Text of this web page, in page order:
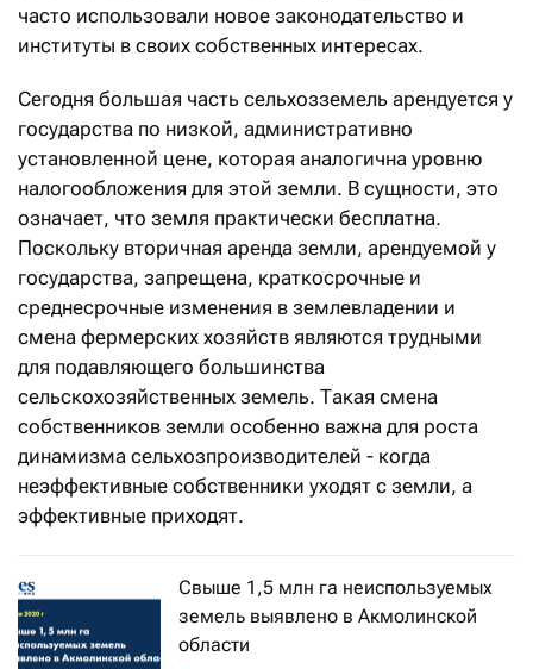
часто использовали новое законодательство и
институты в своих собственных интересах.
Сегодня большая часть сельхозземель арендуется у
государства по низкой, административно
установленной цене, которая аналогична уровню
налогообложения для этой земли. В сущности, это
означает, что земля практически бесплатна.
Поскольку вторичная аренда земли, арендуемой у
государства, запрещена, краткосрочные и
среднесрочные изменения в землевладении и
смена фермерских хозяйств являются трудными
для подавляющего большинства
сельскохозяйственных земель. Такая смена
собственников земли особенно важна для роста
динамизма сельхозпроизводителей - когда
неэффективные собственники уходят с земли, а
эффективные приходят.
Свыше 1,5 млн га неиспользуемых
земель выявлено в Акмолинской
области